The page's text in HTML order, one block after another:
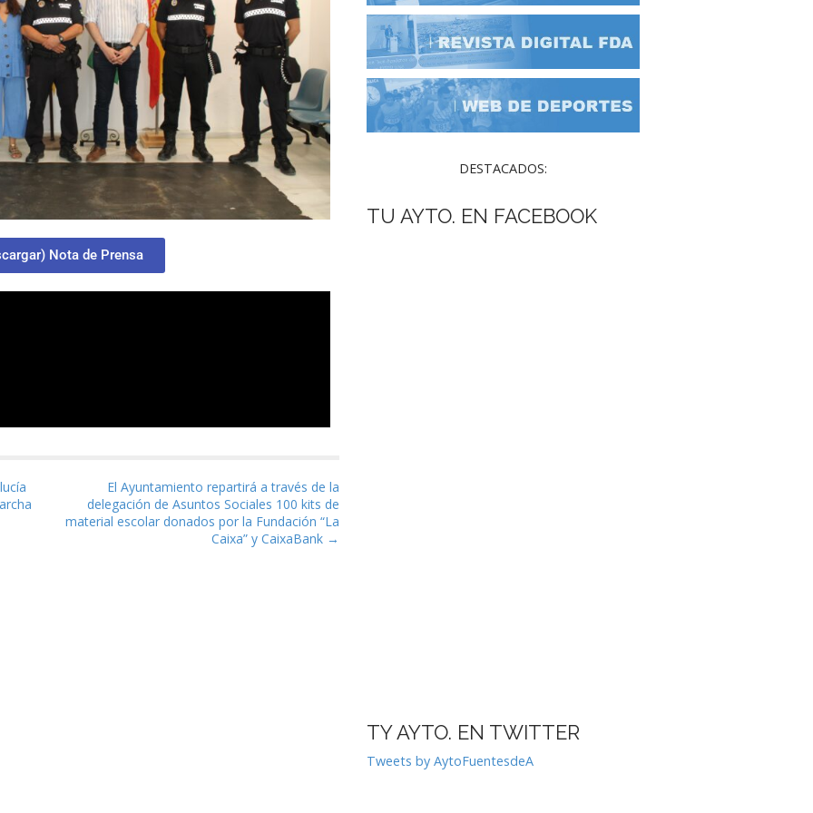
Nota de Prensa
El Ayuntamiento repartirá a través de la
delegación de Asuntos Sociales 100 kits de
material escolar donados por la Fundación “La
Caixa” y CaixaBank →
DESTACADOS:
TU AYTO. EN FACEBOOK
TY AYTO. EN TWITTER
Tweets by AytoFuentesdeA